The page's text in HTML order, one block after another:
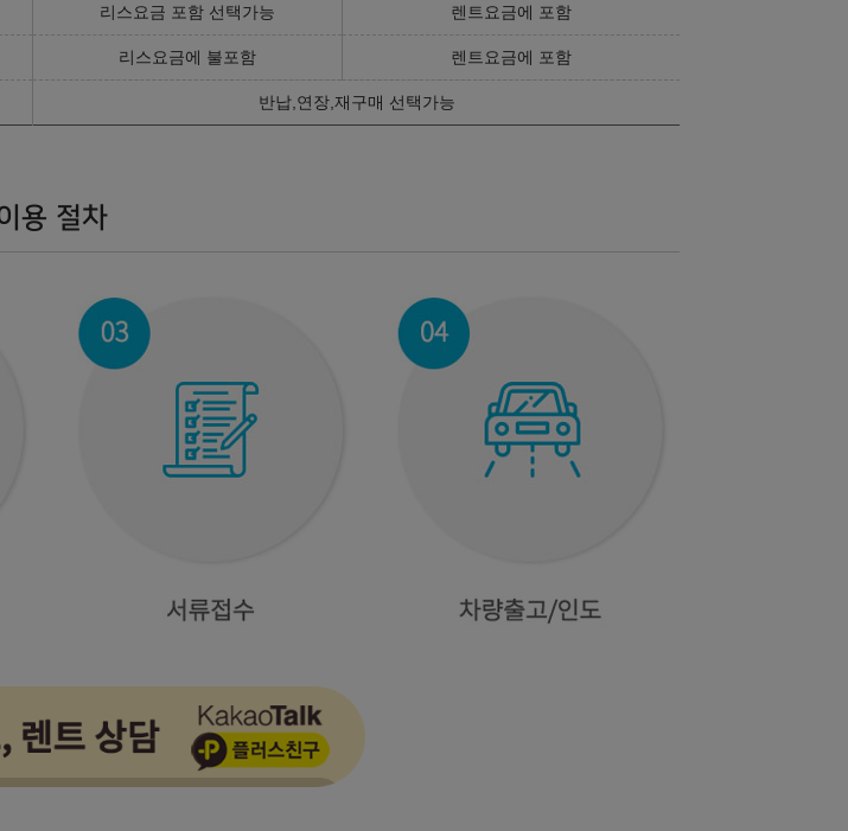
리스요금 포함 선택가능 렌트요금에 포함
리스요금에 불포함 렌트요금에 포함
반납,연장,재구매 선택가능
용 절차